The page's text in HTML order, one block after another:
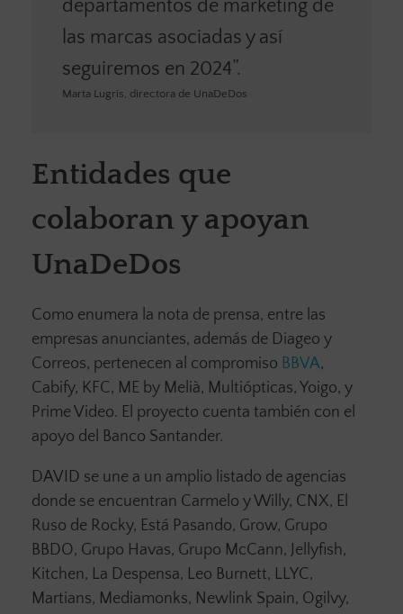
departamentos de marketing de
las marcas asociadas y así
seguiremos en 2024”.
Marta Lugrís, directora de UnaDeDos
Entidades que
colaboran y apoyan
UnaDeDos
Como enumera la nota de prensa, entre las
empresas anunciantes, además de Diageo y
Correos, pertenecen al compromiso BBVA,
Cabify, KFC, ME by Melià, Multiópticas, Yoigo, y
Prime Video. El proyecto cuenta también con el
apoyo del Banco Santander.
DAVID se une a un amplio listado de agencias
donde se encuentran Carmelo y Willy, CNX, El
Ruso de Rocky, Está Pasando, Grow, Grupo
BBDO, Grupo Havas, Grupo McCann, Jellyfish,
Kitchen, La Despensa, Leo Burnett, LLYC,
Martians, Mediamonks, Newlink Spain, Ogilvy,